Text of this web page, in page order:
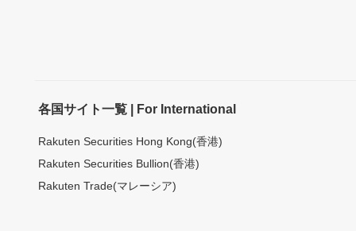
各国サイト一覧 | For International
Rakuten Securities Hong Kong(香港)
Rakuten Securities Bullion(香港)
Rakuten Trade(マレーシア)